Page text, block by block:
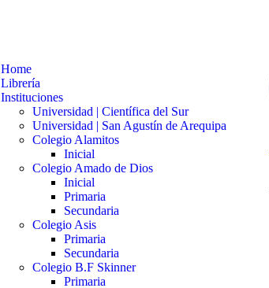
Home
Librería
Instituciones
Universidad | Científica del Sur
Universidad | San Agustín de Arequipa
Colegio Alamitos
Inicial
Colegio Amado de Dios
Inicial
Primaria
Secundaria
Colegio Asis
Primaria
Secundaria
Colegio B.F Skinner
Primaria